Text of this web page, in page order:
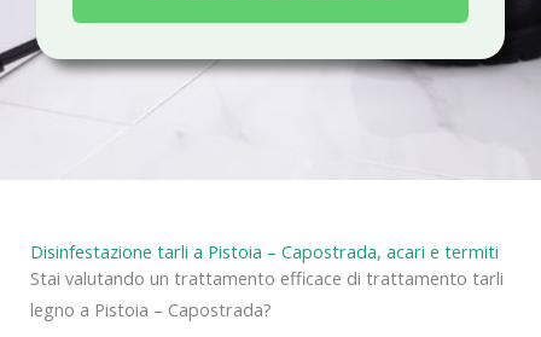
a
c
Disinfestazione tarli a Pistoia – Capostrada, acari e termiti
Stai valutando un trattamento efficace di trattamento tarli
legno a Pistoia – Capostrada?